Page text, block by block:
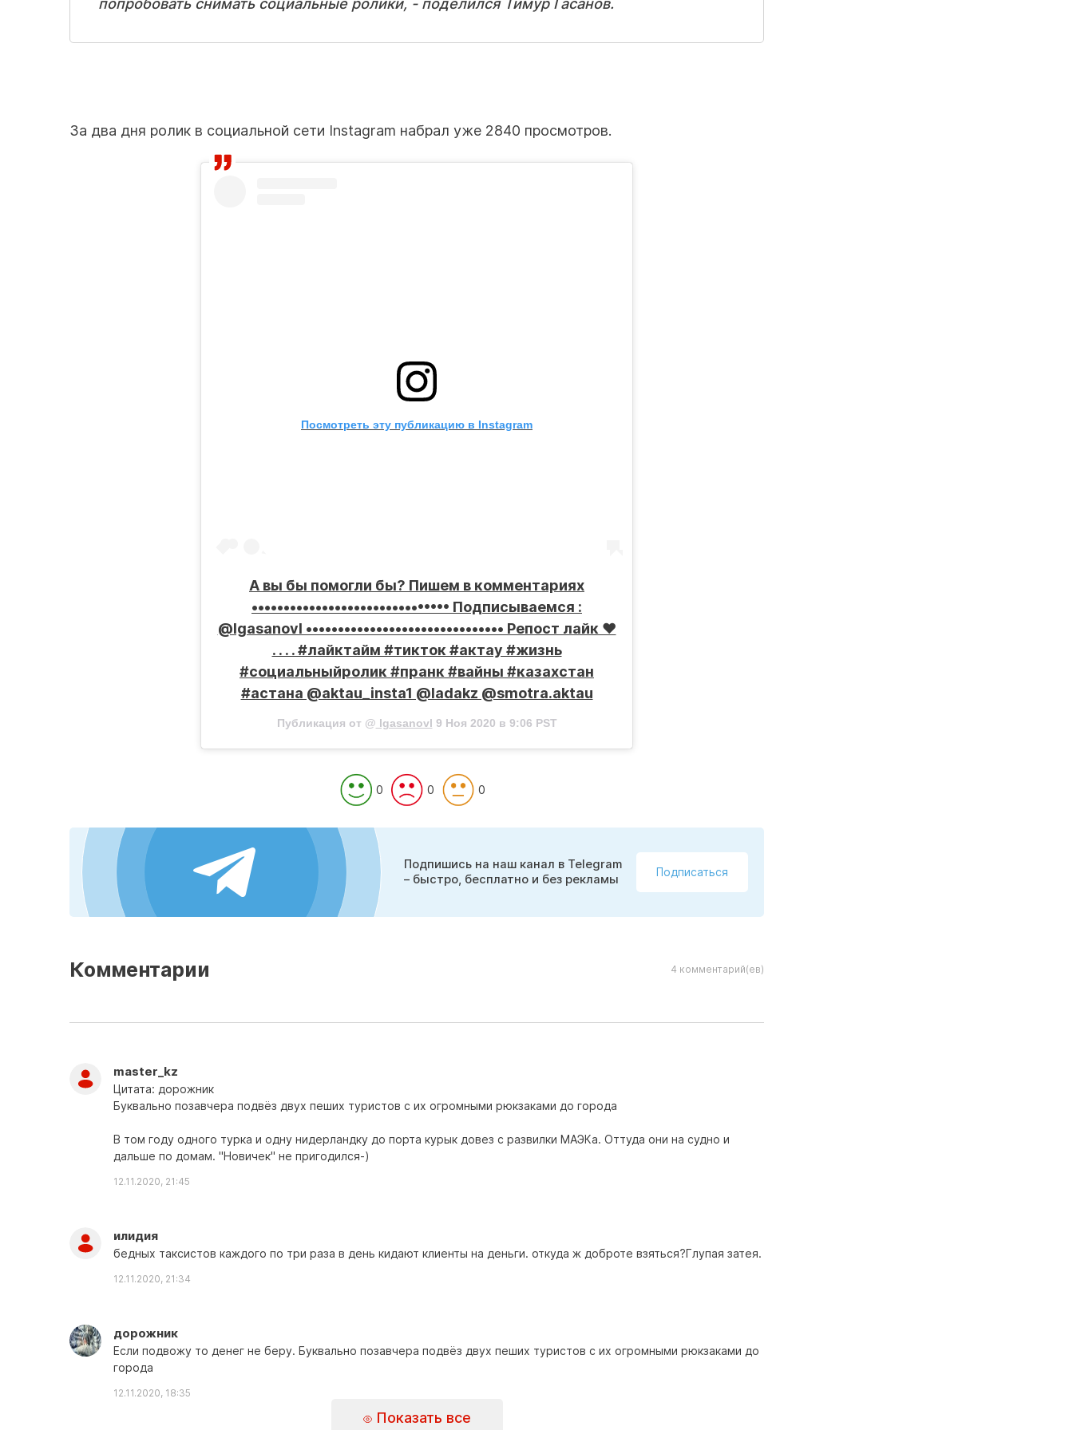
попробовать снимать социальные ролики, - поделился Тимур Гасанов.
За два дня ролик в социальной сети Instagram набрал уже 2840 просмотров.
Посмотреть эту публикацию в Instagram
А вы бы помогли бы? Пишем в комментариях
••••••••••••••••••••••••••••••• Подписываемся :
@lgasanovl ••••••••••••••••••••••••••••••• Репост лайк ❤️
. . . . #лайктайм #тикток #актау #жизнь
#социальныйролик #пранк #вайны #казахстан
#астана @aktau_insta1 @ladakz @smotra.aktau
Публикация от @ lgasanovl 9 Ноя 2020 в 9:06 PST
0 0 0
Подпишись на наш канал в Telegram
– быстро, бесплатно и без рекламы
Подписаться
Комментарии 4 комментарий(ев)
master_kz
Цитата: дорожник
Буквально позавчера подвёз двух пеших туристов с их огромными рюкзаками до города
В том году одного турка и одну нидерландку до порта курык довез с развилки МАЭКа. Оттуда они на судно и
дальше по домам. "Новичек" не пригодился-)
12.11.2020, 21:45
илидия
бедных таксистов каждого по три раза в день кидают клиенты на деньги. откуда ж доброте взяться?Глупая затея.
12.11.2020, 21:34
дорожник
Если подвожу то денег не беру. Буквально позавчера подвёз двух пеших туристов с их огромными рюкзаками до
города
12.11.2020, 18:35
Показать все